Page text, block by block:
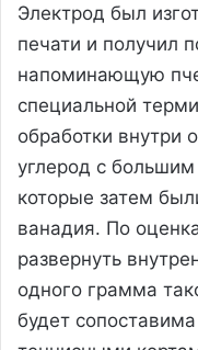
Электрод был
печати и получил
напоминающую
специальной
обработки внутри
углерод с
которые затем
ванадия. По
развернуть
одного грамма
будет